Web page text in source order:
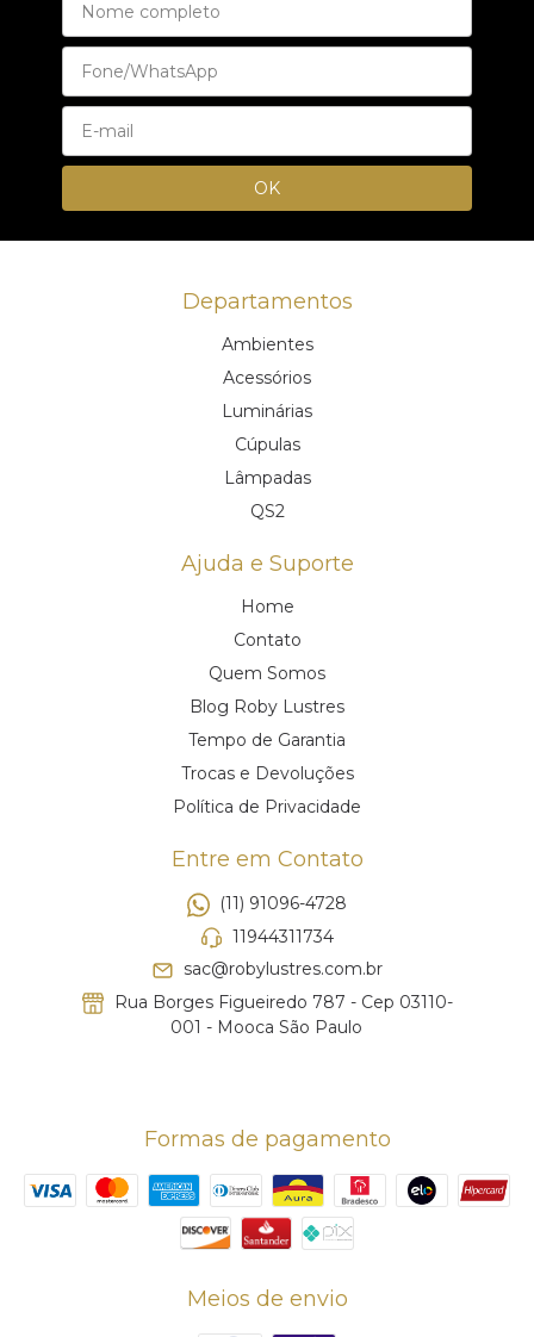
Departamentos
Ambientes
Acessórios
Luminárias
Cúpulas
Lâmpadas
QS2
Ajuda e Suporte
Home
Contato
Quem Somos
Blog Roby Lustres
Tempo de Garantia
Trocas e Devoluções
Política de Privacidade
Entre em Contato
(11) 91096-4728
11944311734
sac@robylustres.com.br
Rua Borges Figueiredo 787 - Cep 03110-
001 - Mooca São Paulo
Formas de pagamento
Meios de envio